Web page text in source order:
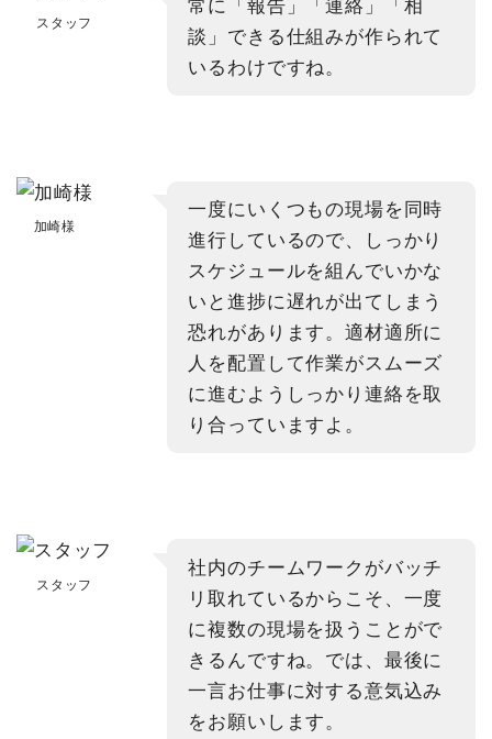
スタッフ
常に「報告」「連絡」「相
談」できる仕組みが作られて
いるわけですね。
加崎様
一度にいくつもの現場を同時
進行しているので、しっかり
スケジュールを組んでいかな
いと進捗に遅れが出てしまう
恐れがあります。適材適所に
人を配置して作業がスムーズ
に進むようしっかり連絡を取
り合っていますよ。
スタッフ
社内のチームワークがバッチ
リ取れているからこそ、一度
に複数の現場を扱うことがで
きるんですね。では、最後に
一言お仕事に対する意気込み
をお願いします。